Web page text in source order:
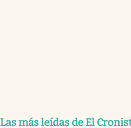
Las más leídas de El